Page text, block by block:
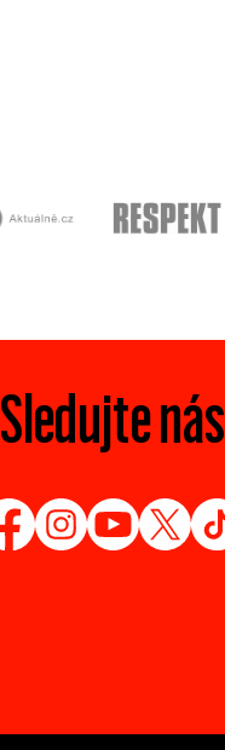
Sledujte nás